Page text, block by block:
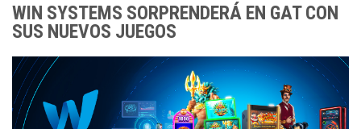
WIN SYSTEMS SORPRENDERÁ EN GAT CON
SUS NUEVOS JUEGOS